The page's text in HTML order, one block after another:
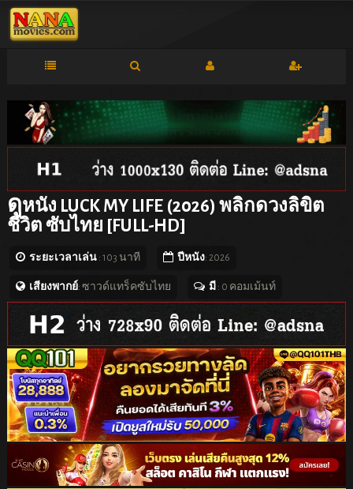
ดูหนัง LUCK MY LIFE (2026) พลิกดวงลิขิต
ชีวิต ซับไทย [FULL-HD]
ระยะเวลาเล่น: 103 นาที ปีหนัง: 2026
เสียงพากย์: ซาวด์แทร็คซับไทย มี : 0 คอมเม้นท์